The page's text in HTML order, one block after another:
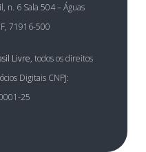
n. 6 Sala 504 – Águas
71916-500
Livre, todos os direitos
Digitais CNPJ:
25